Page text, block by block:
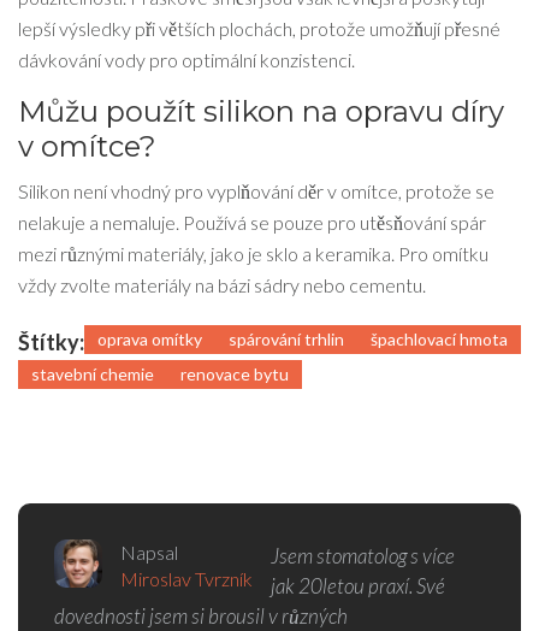
lepší výsledky při větších plochách, protože umožňují přesné
dávkování vody pro optimální konzistenci.
Můžu použít silikon na opravu díry
v omítce?
Silikon není vhodný pro vyplňování děr v omítce, protože se
nelakuje a nemaluje. Používá se pouze pro utěsňování spár
mezi různými materiály, jako je sklo a keramika. Pro omítku
vždy zvolte materiály na bázi sádry nebo cementu.
Štítky: oprava omítky spárování trhlin
špachlovací hmota
stavební chemie
renovace bytu
Napsal
Miroslav Tvrzník
Jsem stomatolog s více
jak 20letou praxí. Své
dovednosti jsem si brousil v různých